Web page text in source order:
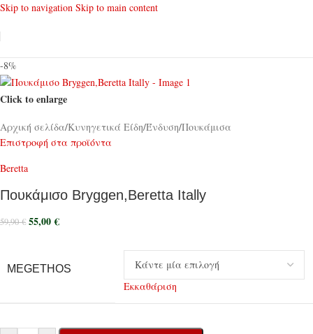
Skip to navigation Skip to main content
-8%
Click to enlarge
Αρχική σελίδα/Κυνηγετικά Είδη/Ένδυση/Πουκάμισα
Επιστροφή στα προϊόντα
Beretta
Πουκάμισο Bryggen,Beretta Itally
59,90€ 55,00€
MEGETHOS
Εκκαθάριση